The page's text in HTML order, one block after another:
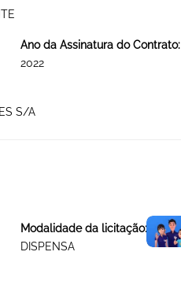
Ano da Assinatura do Contrato:
2022
S/A
Modalidade da licitação:
DISPENSA